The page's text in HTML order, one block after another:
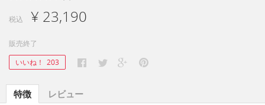
税込 ¥ 23,190
販売終了
いいね！ 203
特徴 レビュー